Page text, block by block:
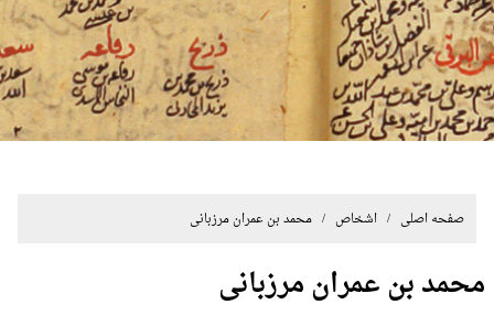
صفحه اصلی / اشخاص / محمد بن عمران مرزبانی
محمد بن عمران مرزبانی